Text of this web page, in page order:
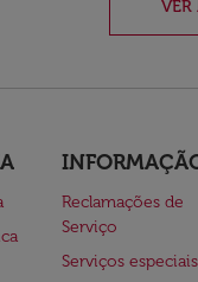
VER
Reclamações de
Serviço
Serviços especiais